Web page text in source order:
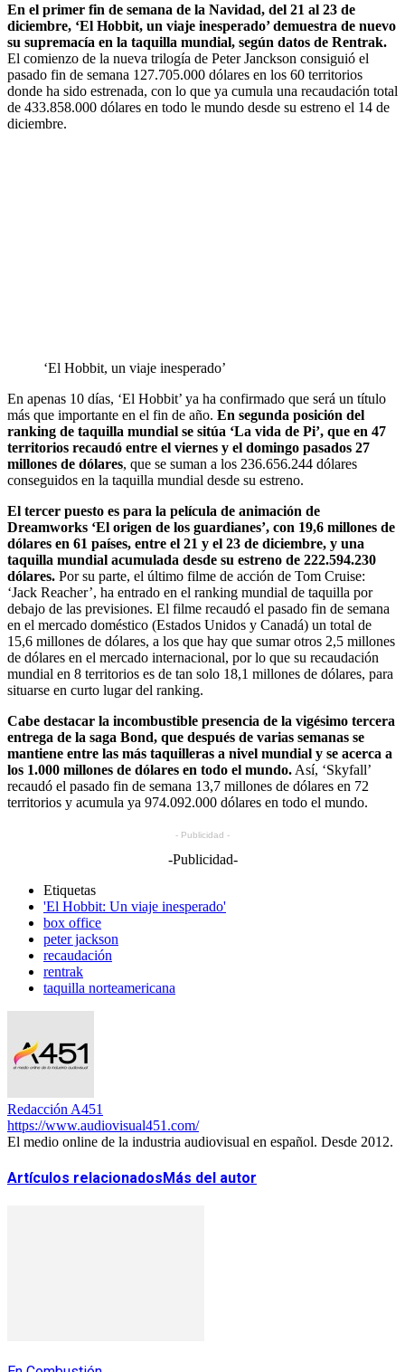
En el primer fin de semana de la Navidad, del 21 al 23 de
diciembre, ‘El Hobbit, un viaje inesperado’ demuestra de nuevo
su supremacía en la taquilla mundial, según datos de Rentrak.
El comienzo de la nueva trilogía de Peter Janckson consiguió el
pasado fin de semana 127.705.000 dólares en los 60 territorios
donde ha sido estrenada, con lo que ya cumula una recaudación total
de 433.858.000 dólares en todo le mundo desde su estreno el 14 de
diciembre.
‘El Hobbit, un viaje inesperado’
En apenas 10 días, ‘El Hobbit’ ya ha confirmado que será un título
más que importante en el fin de año. En segunda posición del
ranking de taquilla mundial se sitúa ‘La vida de Pi’, que en 47
territorios recaudó entre el viernes y el domingo pasados 27
millones de dólares, que se suman a los 236.656.244 dólares
conseguidos en la taquilla mundial desde su estreno.
El tercer puesto es para la película de animación de
Dreamworks ‘El origen de los guardianes’, con 19,6 millones de
dólares en 61 países, entre el 21 y el 23 de diciembre, y una
taquilla mundial acumulada desde su estreno de 222.594.230
dólares. Por su parte, el último filme de acción de Tom Cruise:
‘Jack Reacher’, ha entrado en el ranking mundial de taquilla por
debajo de las previsiones. El filme recaudó el pasado fin de semana
en el mercado doméstico (Estados Unidos y Canadá) un total de
15,6 millones de dólares, a los que hay que sumar otros 2,5 millones
de dólares en el mercado internacional, por lo que su recaudación
mundial en 8 territorios es de tan solo 18,1 millones de dólares, para
situarse en curto lugar del ranking.
Cabe destacar la incombustible presencia de la vigésimo tercera
entrega de la saga Bond, que después de varias semanas se
mantiene entre las más taquilleras a nivel mundial y se acerca a
los 1.000 millones de dólares en todo el mundo. Así, ‘Skyfall’
recaudó el pasado fin de semana 13,7 millones de dólares en 72
territorios y acumula ya 974.092.000 dólares en todo el mundo.
- Publicidad -
-Publicidad-
Etiquetas
'El Hobbit: Un viaje inesperado'
box office
peter jackson
recaudación
rentrak
taquilla norteamericana
Redacción A451
https://www.audiovisual451.com/
El medio online de la industria audiovisual en español. Desde 2012.
Artículos relacionadosMás del autor